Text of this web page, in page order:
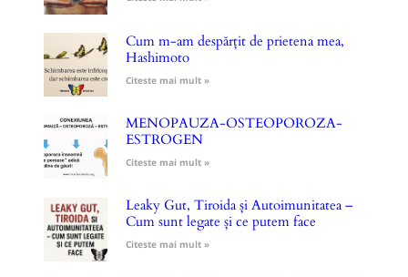
Cum m-am despărțit de prietena mea,
Hashimoto
Citeste mai mult »
MENOPAUZA-OSTEOPOROZA-
ESTROGEN
Citeste mai mult »
Leaky Gut, Tiroida și Autoimunitatea –
Cum sunt legate și ce putem face
Citeste mai mult »